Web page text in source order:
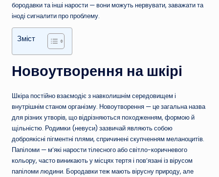
бородавки та інші нарости — вони можуть нервувати, заважати та
іноді сигналити про проблему.
Зміст
Новоутворення на шкірі
Шкіра постійно взаємодіє з навколишнім середовищем і
внутрішнім станом організму. Новоутворення — це загальна назва
для різних утворів, що відрізняються походженням, формою й
щільністю. Родимки (невуси) зазвичай являють собою
доброякісні пігментні плями, спричинені скупченням меланоцитів.
Папіломи — м’які нарости тілесного або світло-коричневого
кольору, часто виникають у місцях тертя і пов’язані із вірусом
папіломи людини. Бородавки теж мають вірусну природу, але